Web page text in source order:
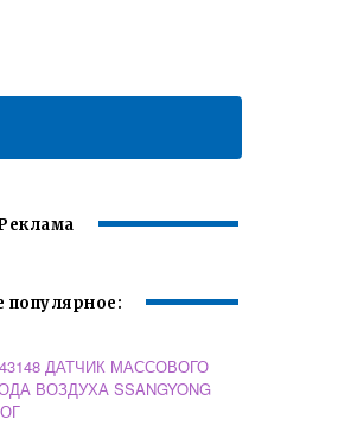
популярное:
ДАТЧИК МАССОВОГО
ВОЗДУХА SSANGYONG